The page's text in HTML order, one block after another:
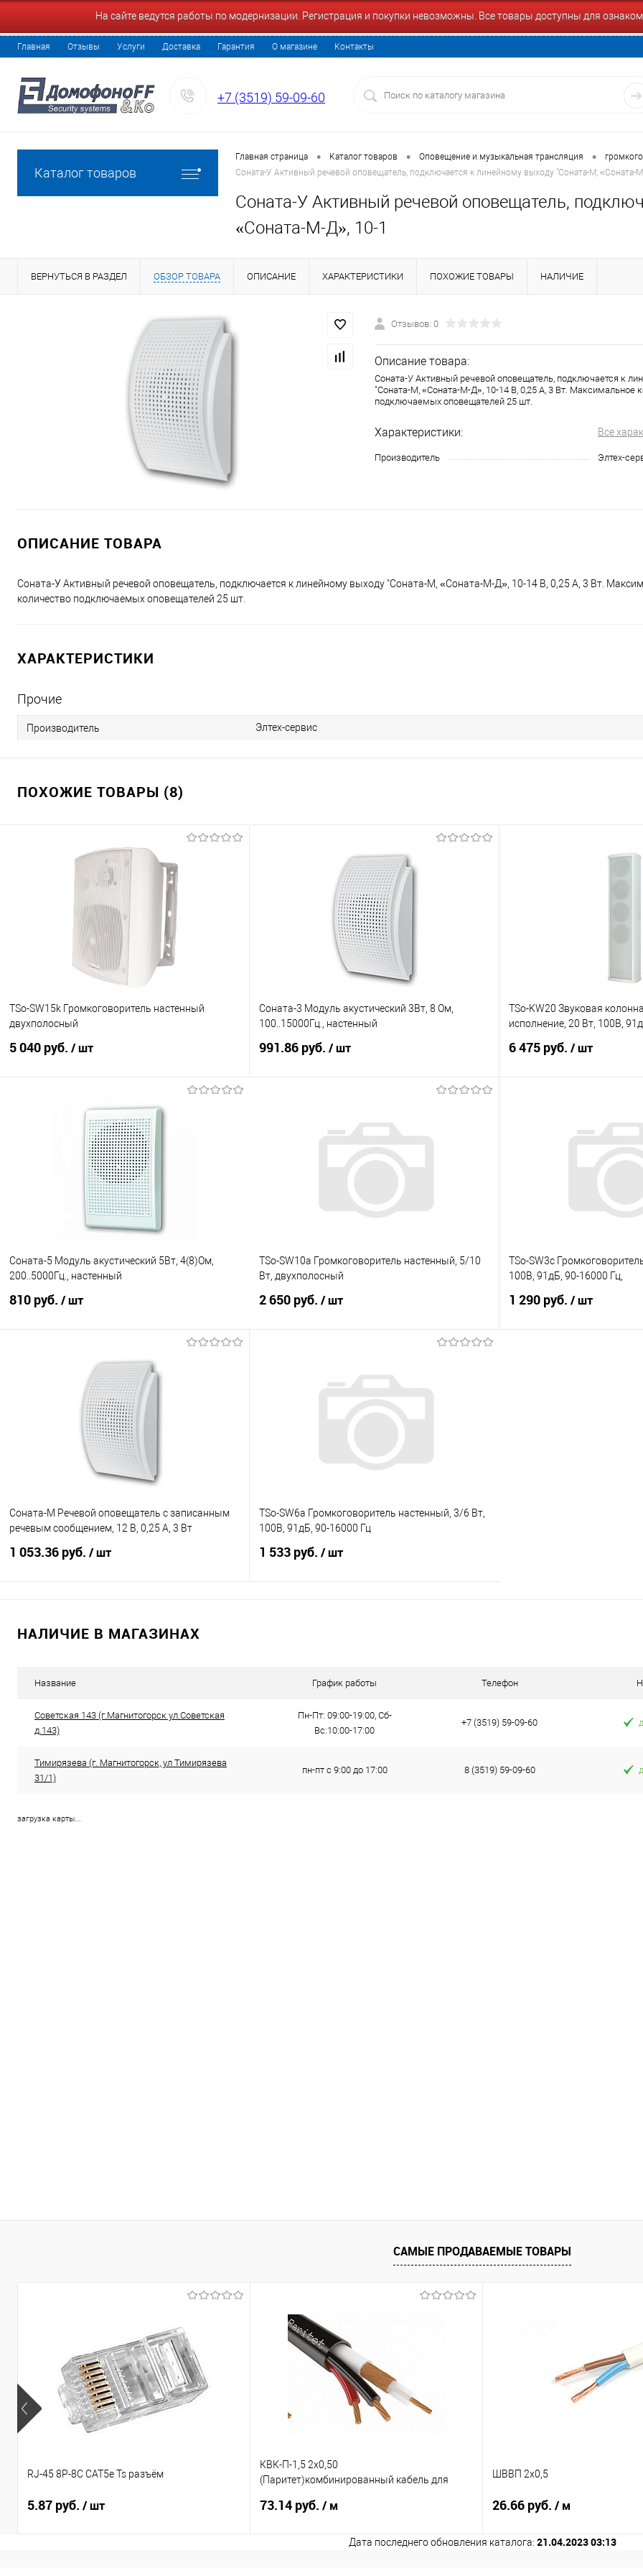
На сайте ведутся работы по модернизации. Регистрация и покупки невозможны. Все товары доступны для
Главная Отзывы Услуги Доставка Гарантия О магазине Контакты
+7 (3519) 59-09-60
Каталог товаров
Главная страница • Каталог товаров • Оповещение и музыкальная трансляция •
Соната-У Активный речевой оповещатель, подключается к линейному выходу "Соната-М, «Соната-
Соната-У Активный речевой оповещатель,
«Соната-М-Д», 10-1
ВЕРНУТЬСЯ В РАЗДЕЛ ОБЗОР ТОВАРА ОПИСАНИЕ ХАРАКТЕРИСТИКИ ПОХОЖИЕ ТОВАРЫ НАЛИЧИЕ
Отзывов: 0
Описание товара:
Соната-У Активный речевой оповещатель, подключается к
"Соната-М, «Соната-М-Д», 10-14 В, 0,25 А, 3 Вт. Максимальное
подключаемых оповещателей 25 шт.
Характеристики: Все
Производитель Элтех-
ОПИСАНИЕ ТОВАРА
Соната-У Активный речевой оповещатель, подключается к линейному выходу "Соната-М, «Соната-М-Д», 10-14 В, 0,25 А, 3 Вт.
количество подключаемых оповещателей 25 шт.
ХАРАКТЕРИСТИКИ
Прочие
Производитель Элтех-сервис
ПОХОЖИЕ ТОВАРЫ (8)
TSo-SW15k Громкоговоритель настенный
двухполосный
5 040 руб. / шт
В корзину
Купить в 1 клик
Соната-3 Модуль акустический 3Вт, 8 Ом,
100..15000Гц., настенный
991.86 руб. / шт
Купить в 1 клик
К сравнению
Под заказ
TSo-KW20 Звуковая
исполнение, 20 Вт, 100В,
6 475 руб. / шт
Купить в 1 клик
Соната-5 Модуль акустический 5Вт, 4(8)Ом,
200..5000Гц., настенный
810 руб. / шт
В корзину
Купить в 1 клик
TSo-SW10a Громкоговоритель настенный, 5/10
Вт, двухполосный
2 650 руб. / шт
Купить в 1 клик
К сравнению
Под заказ
TSo-SW3c
100В, 91дБ, 90-16000 Гц,
1 290 руб. / шт
Соната-М Речевой оповещатель с записанным
речевым сообщением, 12 В, 0,25 А, 3 Вт
1 053.36 руб. / шт
TSo-SW6a Громкоговоритель настенный, 3/6 Вт,
100В, 91дБ, 90-16000 Гц
1 533 руб. / шт
НАЛИЧИЕ В МАГАЗИНАХ
Название График работы Телефон
Советская 143 (г.Магнитогорск ул.Советская
д.143)
Пн-Пт: 09:00-19:00, Сб-
Вс:10:00-17:00
+7 (3519) 59-09-60
Тимирязева (г. Магнитогорск, ул Тимирязева
31/1)
пн-пт с 9:00 до 17:00 8 (3519) 59-09-60
загрузка карты...
САМЫЕ ПРОДАВАЕМЫЕ ТОВАРЫ
RJ-45 8P-8C CAT5e Ts разъём
5.87 руб. / шт
КВК-П-1,5 2х0,50
(Паритет)комбинированный кабель для
73.14 руб. / м
ШВВП 2х0,5
26.66 руб. / м
Дата последнего обновления каталога: 21.04.2023 03:13